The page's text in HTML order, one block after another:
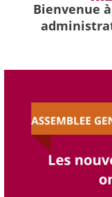
Bienvenue